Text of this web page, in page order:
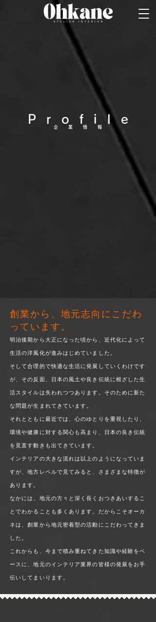
Prof ile
​企業情報
創業から、地元志向にこだわ
っています。
明治後期から大正になった頃から、近代化によって
生活の洋風化が進みはじめていました。
そして合理的で快適な生活に発展していくわけです
が、その反面、日本の風土や良き伝統に根ざした生
活スタイルは失われつつあります。そのために新た
な問題が生まれてきています。
それとともに最近では、心のゆとりを重視したり、
環境や健康に対する関心も高まり、日本の良き伝統
を見直す動きも出てきています。
インテリアの大きな流れは以上のようになっていま
すが、地方レベルで見てみると、さまざまな特徴が
あります。
なかには、地元の方々と深く長くおつきあいするこ
とでわかることも多くあります。だからこそオーカ
ネは、創業から地元密着型の活動にこだわってきま
した。
これからも、今まで積み重ねてきた知識や経験をベ
ースに、地元のインテリア業界の皆様の発展をお手
伝いしてまいります。